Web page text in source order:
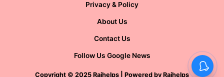
Privacy & Policy
About Us
Contact Us
Follow Us Google News
Copyright © 2025 Rajhelps | Powered by Rajhelps